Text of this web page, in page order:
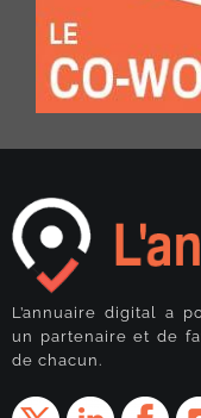
L’annuaire digital a
un partenaire et de
de chacun.